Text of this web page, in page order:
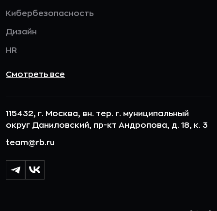
Кибербезопасность
Дизайн
HR
Смотреть все
115432, г. Москва, вн. тер. г. муниципальный
округ Даниловский, пр-кт Андропова, д. 18, к. 3
team@rb.ru